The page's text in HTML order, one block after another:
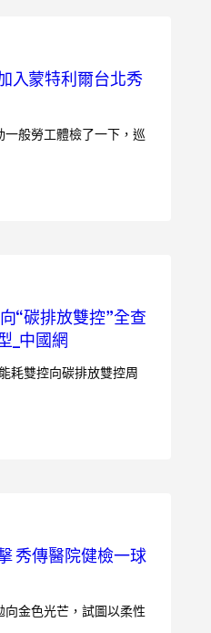
入蒙特利爾台北秀
一般勞工體檢了一下，巡
“碳排放雙控”全查
_中國網
耗雙控向碳排放雙控周
秀傳醫院健檢一球
金色光芒，試圖以柔性